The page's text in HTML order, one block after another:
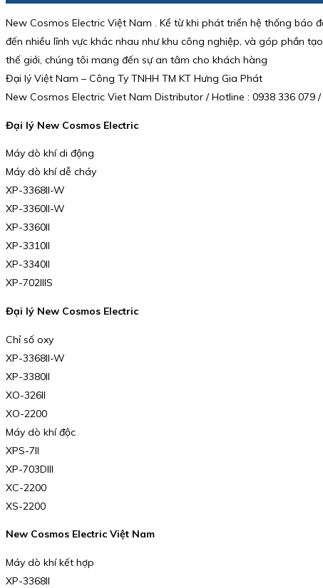
New Cosmos Electric Việt Nam . Kể từ khi phát triển hệ thống báo
đến nhiều lĩnh vực khác nhau như khu công nghiệp, và góp phần
thế giới, chúng tôi mang đến sự an tâm cho khách hàng
Đại lý Việt Nam – Công Ty TNHH TM KT Hưng Gia Phát
New Cosmos Electric Viet Nam Distributor / Hotline : 0938 336 079
Đại lý New Cosmos Electric
Máy dò khí di động
Máy dò khí dễ cháy
XP-3368II-W
XP-3360II-W
XP-3360II
XP-3310II
XP-3340II
XP-702IIIS
Đại lý New Cosmos Electric
Chỉ số oxy
XP-3368II-W
XP-3380II
XO-326II
XO-2200
Máy dò khí độc
XPS-7II
XP-703DIII
XC-2200
XS-2200
New Cosmos Electric Việt Nam
Máy dò khí kết hợp
XP-3368II